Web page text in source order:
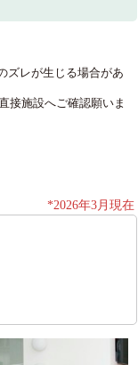
ズレが生じる場合があ
接施設へご確認願いま
*2026年3月現在